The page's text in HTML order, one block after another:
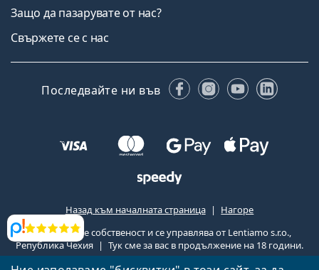
Прегледи
Защо да пазарувате от нас?
Свържете се с нас
Последвайте ни във FacebookInstagram
YouTube
Назад към началната страница
Нагоре
Lentiamo.bg е собственост и се управлява от Lentiamo s.r.o.,
Република Чехия
Тук сме за вас в продължение на 18 години.